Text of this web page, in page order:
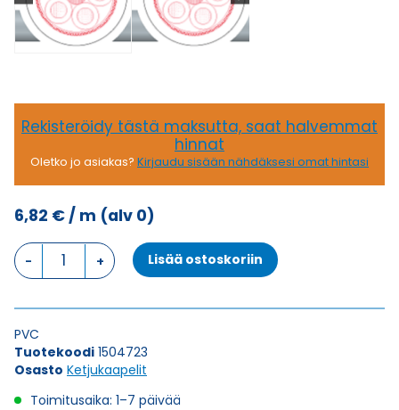
Rekisteröidy tästä maksutta, saat halvemmat
hinnat
Oletko jo asiakas? Kirjaudu sisään nähdäksesi omat hintasi
6,82 €/ m (alv 0)
Ketjukaapeli
KAWEFLEX
ECO
PVC
UL/CSA
12G0,5
Lisää ostoskoriin
PVC
Tuotekoodi 1504723
Osasto Ketjukaapelit
Toimitusaika: 1–7 päivää